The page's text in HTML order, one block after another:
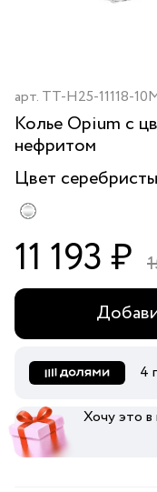
арт. TT-H25-11118-
Колье Opium с
нефритом
Цвет
11 193 ₽
4
Хочу это